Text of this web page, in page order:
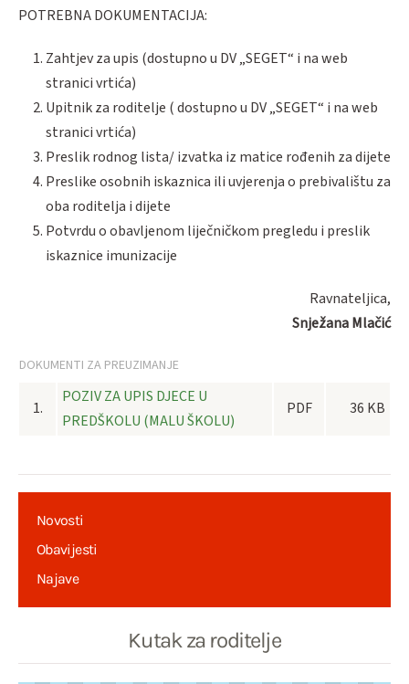
POTREBNA DOKUMENTACIJA:
Zahtjev za upis (dostupno u DV „SEGET“ i na web
stranici vrtića)
Upitnik za roditelje ( dostupno u DV „SEGET“ i na web
stranici vrtića)
Preslik rodnog lista/ izvatka iz matice rođenih za dijete
Preslike osobnih iskaznica ili uvjerenja o prebivalištu za
oba roditelja i dijete
Potvrdu o obavljenom liječničkom pregledu i preslik
iskaznice imunizacije
Ravnateljica,
Snježana Mlačić
DOKUMENTI ZA PREUZIMANJE
1.
POZIV ZA UPIS DJECE U
PREDŠKOLU (MALU ŠKOLU)
PDF 36 KB
Novosti
Obavijesti
Najave
Kutak za roditelje